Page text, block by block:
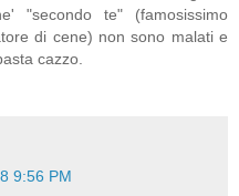
"secondo te" (famosissimo
di cene) non sono malati e
cazzo.
9:56 PM